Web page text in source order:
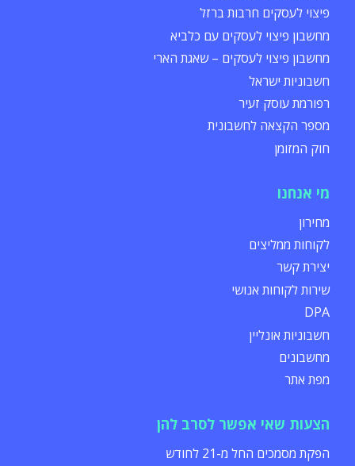
פיצוי לעסקים חרבות ברזל
מחשבון פיצוי לעסקים עם כלביא
מחשבון פיצוי לעסקים – שאגת הארי
חשבוניות ישראל
רפורמת עוסק זעיר
מספר הקצאה לחשבונית
חוק המזומן
מי אנחנו
מחירון
לקוחות ממליצים
יצירת קשר
שירות לקוחות אנושי
DPA
חשבוניות אונליין
מחשבונים
מפת אתר
הצעות שאי אפשר לסרב להן
הפקת מסמכים החל מ-21 לחודש